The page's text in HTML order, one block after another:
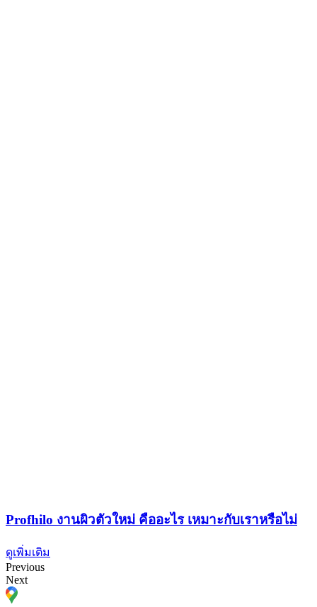
Profhilo งานผิวตัวใหม่ คืออะไร เหมาะกับเราหรือไม่
ดูเพิ่มเติม
Previous
Next